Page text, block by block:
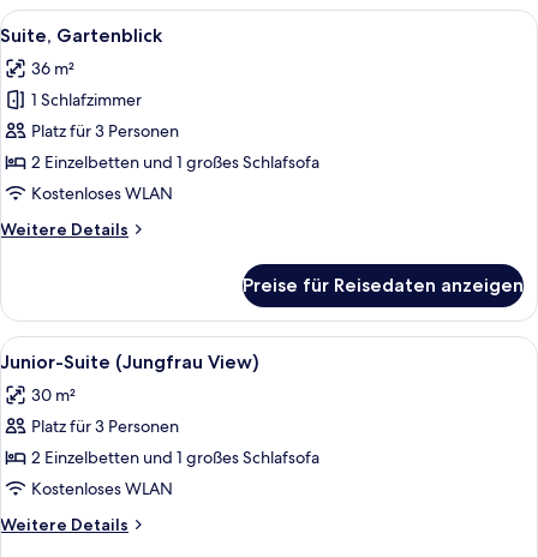
Gartenblick
Alle
Fotos
für
Suite,
Gartenblick
anzeigen
Hochwertige Bettwaren, Pillowtop-
4
Suite, Gartenblick
36 m²
1 Schlafzimmer
Platz für 3 Personen
2 Einzelbetten und 1 großes Schlafsofa
Kostenloses WLAN
Weitere Details
Weitere
Gartenblick
Preise für Reisedaten anzeigen
Alle
Fotos
für
Junior-
Suite
(Jungfrau
View)
anzeigen
Ein Zimmer mit einer Couch, einem
18
Junior-Suite (Jungfrau View)
30 m²
Platz für 3 Personen
2 Einzelbetten und 1 großes Schlafsofa
Kostenloses WLAN
Weitere Details
Weitere